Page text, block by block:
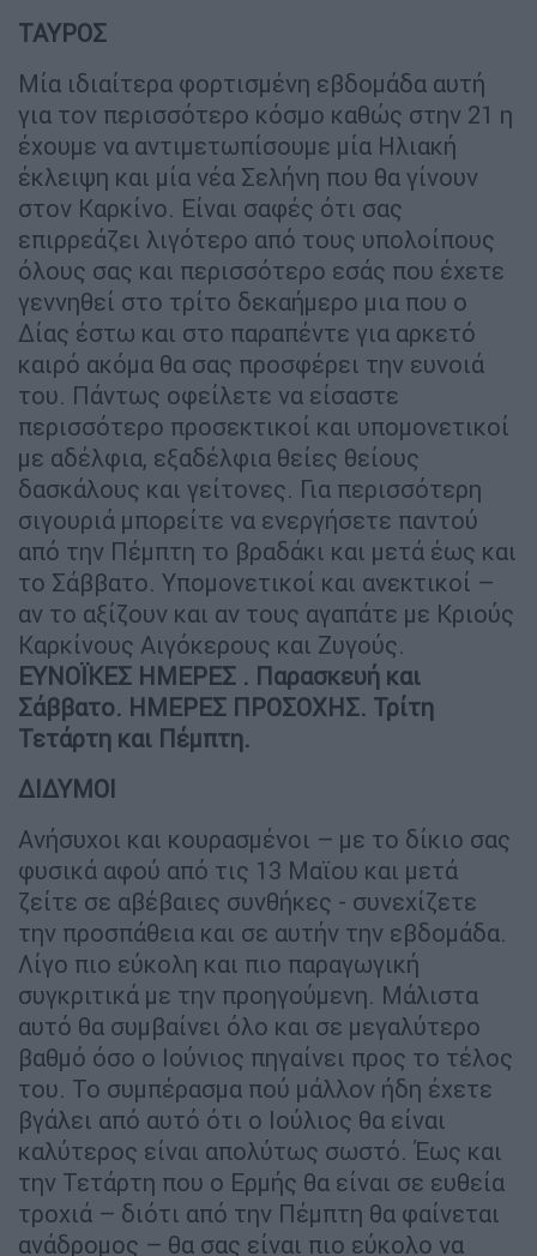
ΤΑΥΡΟΣ
Μία ιδιαίτερα φορτισμένη εβδομάδα αυτή
για τον περισσότερο κόσμο καθώς στην 21 η
έχουμε να αντιμετωπίσουμε μία Ηλιακή
έκλειψη και μία νέα Σελήνη που θα γίνουν
στον Καρκίνο. Είναι σαφές ότι σας
επιρρεάζει λιγότερο από τους υπολοίπους
όλους σας και περισσότερο εσάς που έχετε
γεννηθεί στο τρίτο δεκαήμερο μια που ο
Δίας έστω και στο παραπέντε για αρκετό
καιρό ακόμα θα σας προσφέρει την ευνοιά
του. Πάντως οφείλετε να είσαστε
περισσότερο προσεκτικοί και υπομονετικοί
με αδέλφια, εξαδέλφια θείες θείους
δασκάλους και γείτονες. Για περισσότερη
σιγουριά μπορείτε να ενεργήσετε παντού
από την Πέμπτη το βραδάκι και μετά έως και
το Σάββατο. Υπομονετικοί και ανεκτικοί –
αν το αξίζουν και αν τους αγαπάτε με Κριούς
Καρκίνους Αιγόκερους και Ζυγούς.
ΕΥΝΟΪΚΕΣ ΗΜΕΡΕΣ . Παρασκευή και
Σάββατο. ΗΜΕΡΕΣ ΠΡΟΣΟΧΗΣ. Τρίτη
Τετάρτη και Πέμπτη.
ΔΙΔΥΜΟΙ
Ανήσυχοι και κουρασμένοι – με το δίκιο σας
φυσικά αφού από τις 13 Μαϊου και μετά
ζείτε σε αβέβαιες συνθήκες - συνεχίζετε
την προσπάθεια και σε αυτήν την εβδομάδα.
Λίγο πιο εύκολη και πιο παραγωγική
συγκριτικά με την προηγούμενη. Μάλιστα
αυτό θα συμβαίνει όλο και σε μεγαλύτερο
βαθμό όσο ο Ιούνιος πηγαίνει προς το τέλος
του. Το συμπέρασμα πού μάλλον ήδη έχετε
βγάλει από αυτό ότι ο Ιούλιος θα είναι
καλύτερος είναι απολύτως σωστό. Έως και
την Τετάρτη που ο Ερμής θα είναι σε ευθεία
τροχιά – διότι από την Πέμπτη θα φαίνεται
ανάδρομος – θα σας είναι πιο εύκολο να